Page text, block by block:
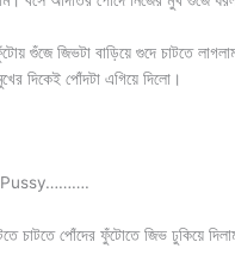
গুঁজে জিভটা বাড়িয়ে গুদে চাটতে
দিকেই পোঁদটা এগিয়ে দিলো।
চাটতে পোঁদের ফুঁটোতে জিভ ঢুকিয়ে